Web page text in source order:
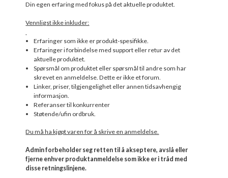
Din egen erfaring med fokus på det aktuelle produktet.
Vennligst ikke inkluder:
Erfaringer som ikke er produkt-spesifikke.
Erfaringer i forbindelse med support eller retur av det
aktuelle produktet.
Spørsmål om produktet eller spørsmål til andre som har
skrevet en anmeldelse. Dette er ikke et forum.
Linker, priser, tilgjengelighet eller annen tidsavhengig
informasjon.
Referanser til konkurrenter
Støtende/ufin ordbruk.
Du må ha kjøpt varen for å skrive en anmeldelse.
Admin forbeholder seg retten til å akseptere, avslå eller
fjerne enhver produktanmeldelse som ikke er i tråd med
disse retningslinjene.